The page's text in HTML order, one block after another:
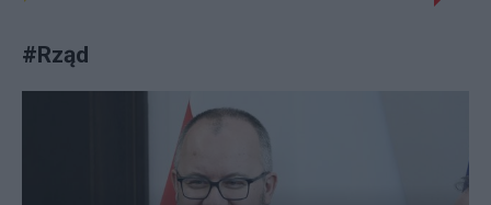
#Rząd